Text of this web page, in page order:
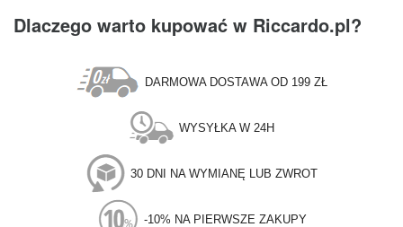
Dlaczego warto kupować w Riccardo.pl?
DARMOWA DOSTAWA OD 199 ZŁ
WYSYŁKA W 24H
30 DNI NA WYMIANĘ LUB ZWROT
-10% NA PIERWSZE ZAKUPY